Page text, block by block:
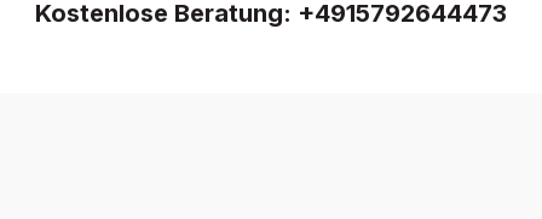
Kostenlose Beratung: +4915792644473